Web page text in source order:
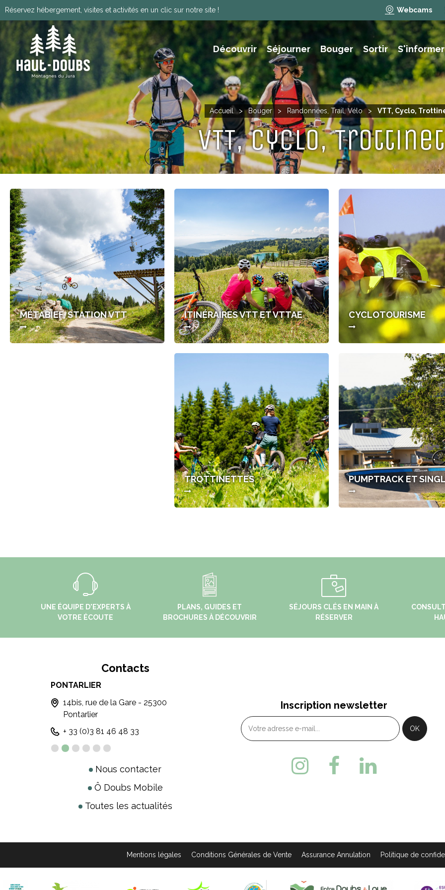
Réservez hébergement, visites et activités en un clic sur notre site ! Webcams
Découvrir Séjourner Bouger Sortir S'informer
Accueil > Bouger > Randonnées, Trail, Vélo > VTT, Cyclo,
VTT, Cyclo,
MÉTABIEF, STATION VTT ITINÉRAIRES VTT ET VTTAE CYCLOTOURISME
TROTTINETTES PUMPTRACK ET
UNE ÉQUIPE D'EXPERTS À
VOTRE ÉCOUTE
PLANS, GUIDES ET
BROCHURES À DÉCOUVRIR
SÉJOURS CLÉS EN MAIN À
RÉSERVER
Contacts
PONTARLIER
14bis, rue de la Gare - 25300
Pontarlier
+ 33 (0)3 81 46 48 33
6, Place Xavier Authier - 25370
METABIEF
+ 33 (0)3 81 49 13 81
Lieu-dit La Coupe -
FOURGS
+33 (0)3 81 69 44 91
Nous contacter
Ô Doubs Mobile
Toutes les actualités
Inscription newsletter
Mentions légales Conditions Générales de Vente Assurance Annulation Politique de